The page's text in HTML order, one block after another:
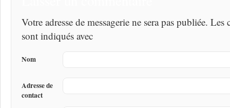
Votre adresse de messagerie ne sera pas publiée.
sont indiqués avec
Nom
Adresse de
contact